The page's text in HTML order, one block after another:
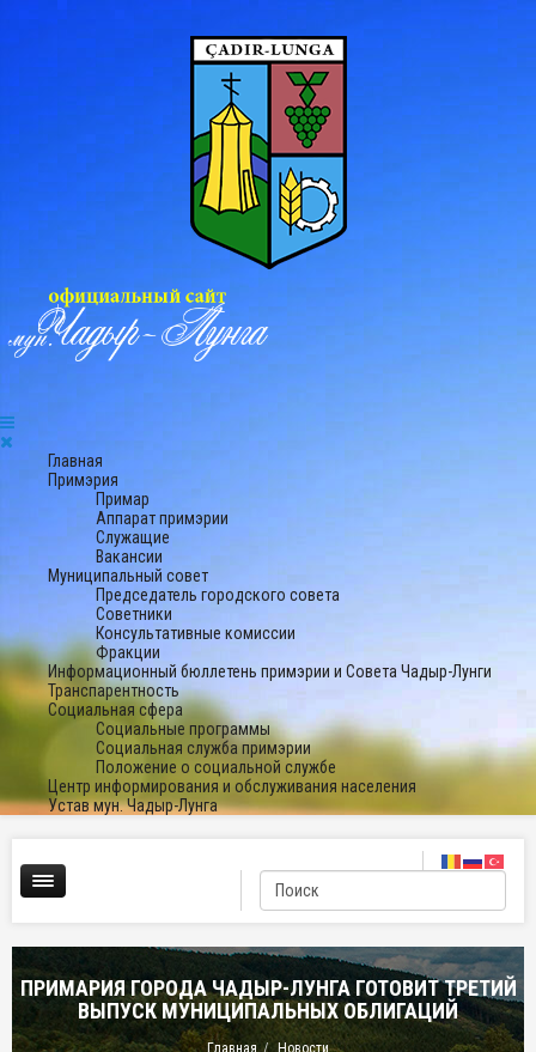
Главная
Примэрия
Примар
Аппарат примэрии
Служащие
Вакансии
Муниципальный совет
Председатель городского совета
Советники
Консультативные комиссии
Фракции
Информационный бюллетень примэрии и Совета Чадыр-Лунги
Транспарентность
Социальная сфера
Социальные программы
Социальная служба примэрии
Положение о социальной службе
Центр информирования и обслуживания населения
Устав мун. Чадыр-Лунга
ПРИМАРИЯ ГОРОДА ЧАДЫР-ЛУНГА ГОТОВИТ ТРЕТИЙ
ВЫПУСК МУНИЦИПАЛЬНЫХ ОБЛИГАЦИЙ
Главная
Новости